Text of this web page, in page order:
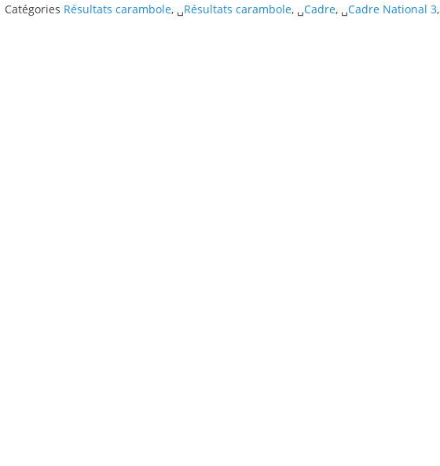
Catégories Résultats carambole, ␣Résultats carambole, ␣Cadre, ␣Cadre National 3,